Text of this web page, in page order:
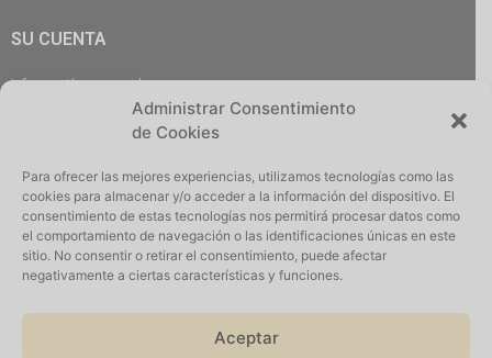
Administrar Consentimiento
de Cookies
Para ofrecer las mejores experiencias, utilizamos tecnologías como las
cookies para almacenar y/o acceder a la información del dispositivo. El
consentimiento de estas tecnologías nos permitirá procesar datos como
el comportamiento de navegación o las identificaciones únicas en este
sitio. No consentir o retirar el consentimiento, puede afectar
negativamente a ciertas características y funciones.
Aceptar
SU CUENTA
Información personal
Cerrar Sesión
Iniciar Sesión